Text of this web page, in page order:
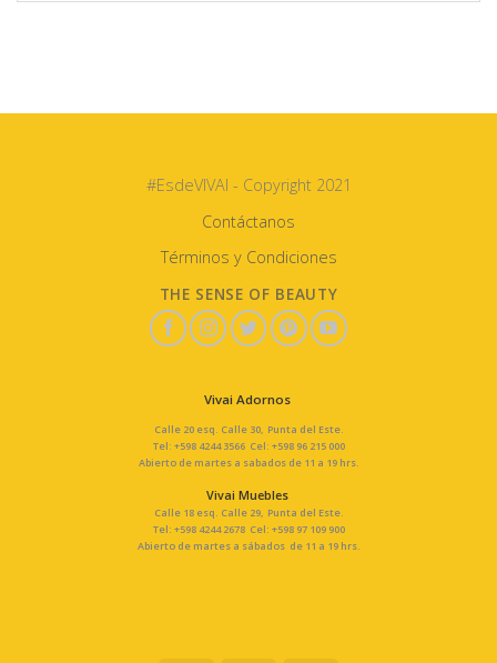
#EsdeVIVAI - Copyright 2021
Contáctanos
Términos y Condiciones
THE SENSE OF BEAUTY
Vivai Adornos
Calle 20 esq. Calle 30, Punta del Este.
Tel: +598 4244 3566 Cel: +598 96 215 000
Abierto de martes a sabados de 11 a 19 hrs.
Vivai Muebles
Calle 18 esq. Calle 29, Punta del Este.
Tel: +598 4244 2678 Cel: +598 97 109 900
Abierto de martes a sábados de 11 a 19 hrs.